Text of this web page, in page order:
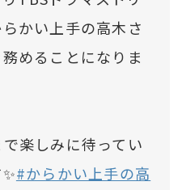
かい上手の高木さ
めることになりま
楽しみに待ってい
#からかい上手の高